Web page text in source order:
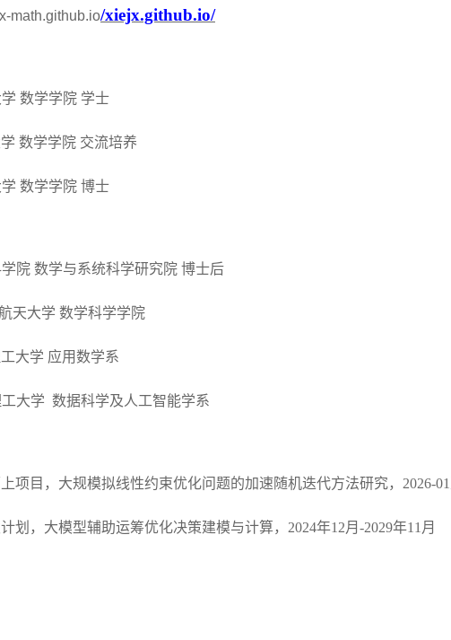
math.github.io/xiejx.github.io/
数学学院 学士
数学学院 交流培养
数学学院 博士
院 数学与系统科学研究院 博士后
天大学 数学科学学院
大学 应用数学系
工大学 数据科学及人工智能学系
项目，大规模拟线性约束优化问题的加速随机迭代方法研究， 2026-01
划，大模型辅助运筹优化决策建模与计算， 2024年12月-2029年11月